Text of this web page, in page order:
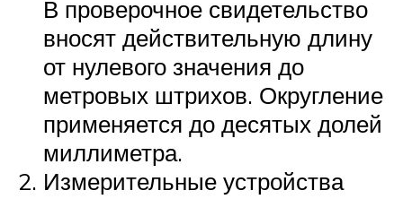
В проверочное свидетельство
вносят действительную длину
от нулевого значения до
метровых штрихов. Округление
применяется до десятых долей
миллиметра.
Измерительные устройства